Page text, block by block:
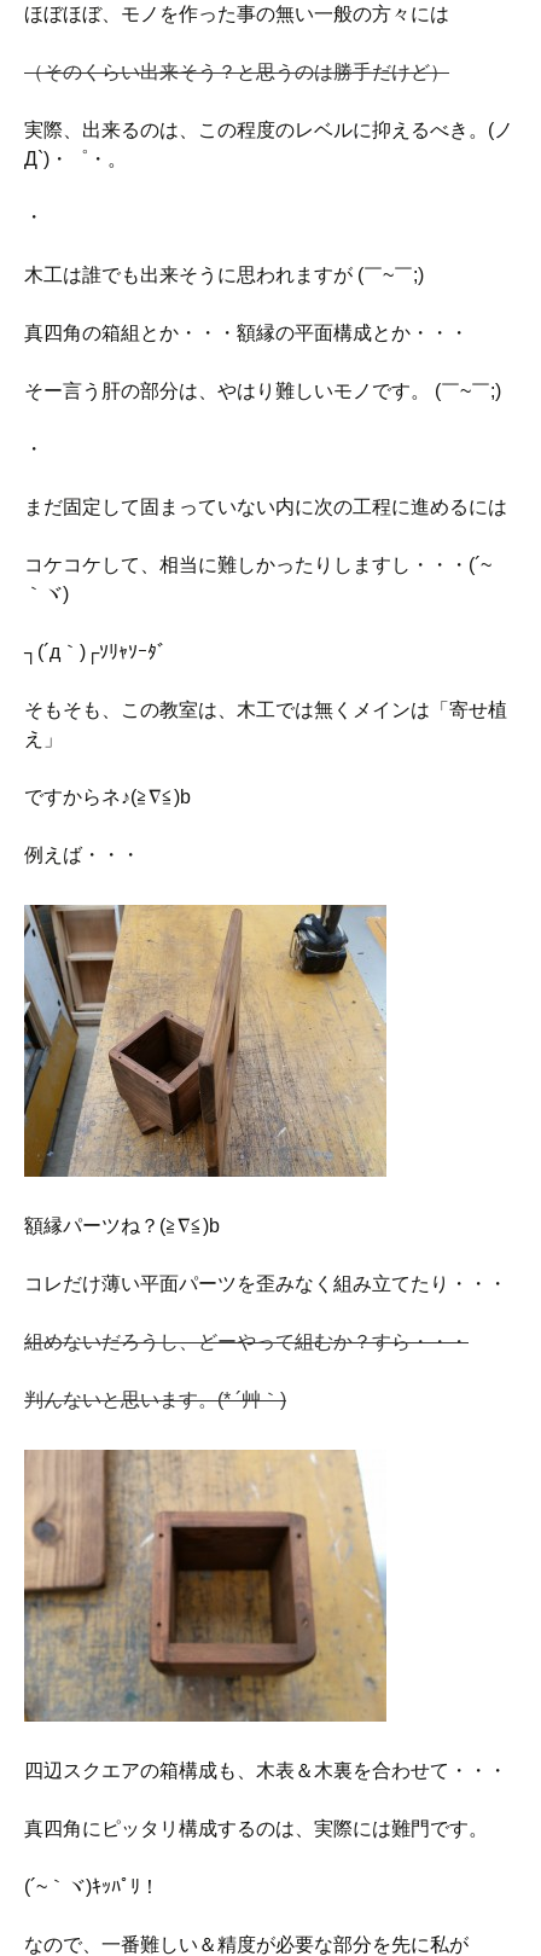
ほぼほぼ、モノを作った事の無い一般の方々には
（そのくらい出来そう？と思うのは勝手だけど）
実際、出来るのは、この程度のレベルに抑えるべき。(ノ
Д`)・゜・。
・
木工は誰でも出来そうに思われますが (￣~￣;)
真四角の箱組とか・・・額縁の平面構成とか・・・
そー言う肝の部分は、やはり難しいモノです。 (￣~￣;)
・
まだ固定して固まっていない内に次の工程に進めるには
コケコケして、相当に難しかったりしますし・・・(´~
｀ヾ)
┐(´д｀)┌ｿﾘｬｿｰﾀﾞ
そもそも、この教室は、木工では無くメインは「寄せ植
え」
ですからネ♪(≧∇≦)b
例えば・・・
額縁パーツね？(≧∇≦)b
コレだけ薄い平面パーツを歪みなく組み立てたり・・・
組めないだろうし、どーやって組むか？すら・・・
判んないと思います。(* ´艸｀)
四辺スクエアの箱構成も、木表＆木裏を合わせて・・・
真四角にピッタリ構成するのは、実際には難門です。
(´~｀ヾ)ｷｯﾊﾟﾘ！
なので、一番難しい＆精度が必要な部分を先に私が